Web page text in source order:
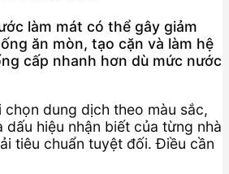
làm mát có thể gây giảm
ăn mòn, tạo cặn và làm hệ
cấp nhanh hơn dù mức nước
chọn dung dịch theo màu sắc,
dấu hiệu nhận biết của từng nhà
tiêu chuẩn tuyệt đối. Điều cần